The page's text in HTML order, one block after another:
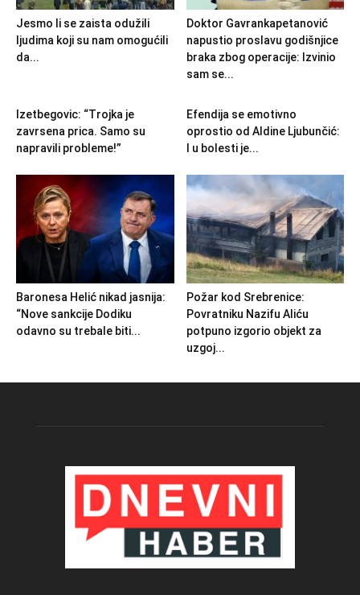
Jesmo li se zaista odužili
ljudima koji su nam omogućili
da...
Doktor Gavrankapetanović
napustio proslavu godišnjice
braka zbog operacije: Izvinio
sam se...
Izetbegovic: “Trojka je
zavrsena prica. Samo su
napravili probleme!”
Efendija se emotivno
oprostio od Aldine Ljubunčić:
I u bolesti je...
Baronesa Helić nikad jasnija:
“Nove sankcije Dodiku
odavno su trebale biti...
Požar kod Srebrenice:
Povratniku Nazifu Aliću
potpuno izgorio objekt za
uzgoj...